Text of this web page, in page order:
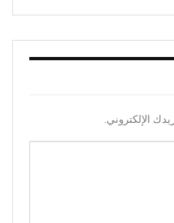
الإلكتروني.